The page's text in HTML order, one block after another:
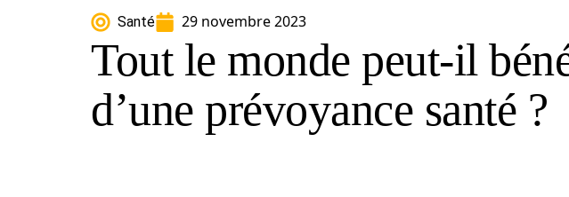
Santé 29 novembre 2023
Tout le monde peut-il
d’une prévoyance santé ?